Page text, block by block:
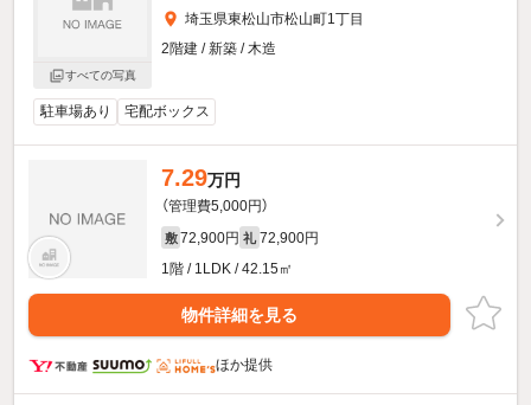
すべての写真
埼玉県東松山市松山町1丁目
2階建 / 新築 / 木造
駐車場あり 宅配ボックス
7.29万円
（管理費5,000円）
敷 72,900円 礼 72,900円
1階 / 1LDK / 42.15㎡
物件詳細を見る
ほか提供